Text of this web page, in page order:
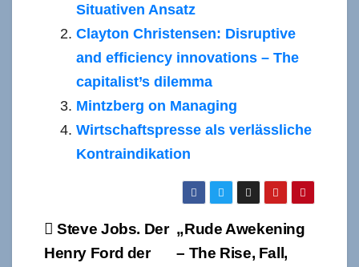
Situativen Ansatz
Clayton Christensen: Disruptive
and efficiency innovations – The
capitalist’s dilemma
Mintzberg on Managing
Wirtschaftspresse als verlässliche
Kontraindikation
Beitragsnavigation
„Rude Awekening
– The Rise, Fall,
Steve Jobs. Der
Henry Ford der